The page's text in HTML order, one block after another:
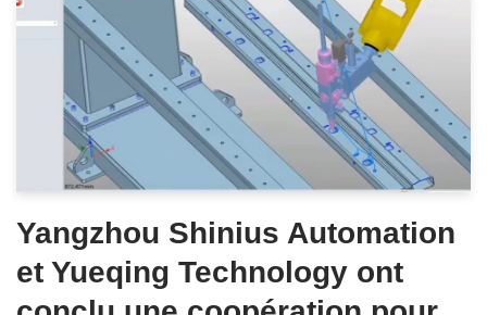
Yangzhou Shinius Automation
et Yueqing Technology ont